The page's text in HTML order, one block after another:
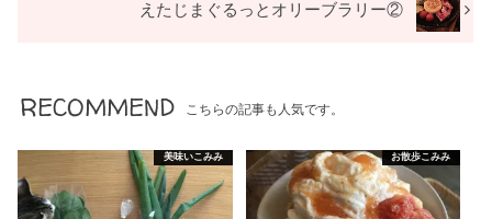
えたじまぐるっとオリーブラリー②
RECOMMEND こちらの記事も人気です。
美味いこみみ お散歩こみみ